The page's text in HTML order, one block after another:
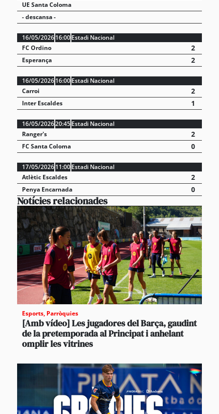
UE Santa Coloma
- descansa -
16/05/202616:00Estadi Nacional
FC Ordino
2
Esperança 2
16/05/202616:00Estadi Nacional
Carroi
2
Inter Escaldes 1
16/05/202620:45Estadi Nacional
Ranger's
2
FC Santa Coloma 0
17/05/202611:00Estadi Nacional
Atlètic Escaldes
2
Penya Encarnada 0
Notícies relacionades
Esports, Parròquies
[Amb vídeo] Les jugadores del Barça, gaudint
de la pretemporada al Principat i anhelant
omplir les vitrines